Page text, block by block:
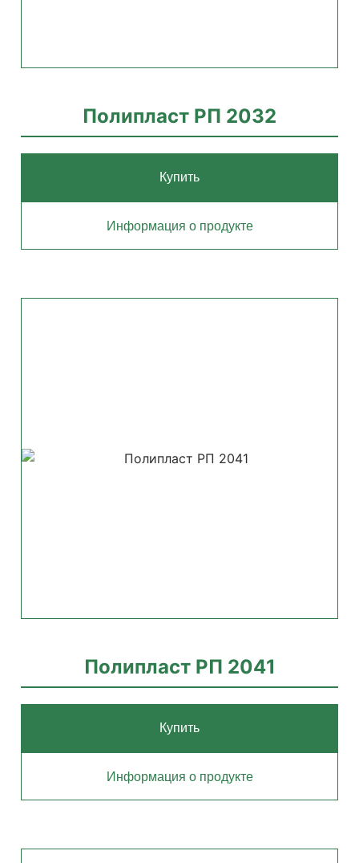
Полипласт РП 2032
Купить
Информация о продукте
Полипласт РП 2041
Купить
Информация о продукте